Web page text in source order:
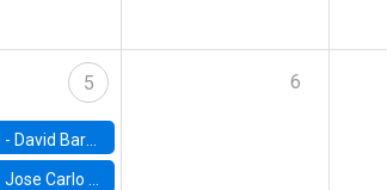
5
- David Bardey, Universidad de los Andes - CEDE
Jose Carlo Bermudez, UC (ME) & World Bank
6